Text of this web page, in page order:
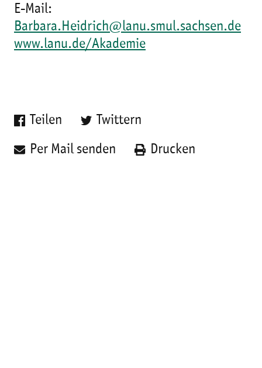
E-Mail:
Barbara.Heidrich@lanu.smul.sachsen.de
www.lanu.de/Akademie
Teilen Twittern
Per Mail senden Drucken